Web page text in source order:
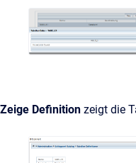
Zeige Definition zeigt die